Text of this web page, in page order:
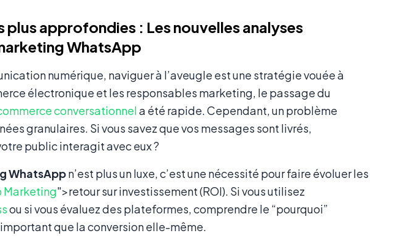
approfondies : Les nouvelles analyses
WhatsApp
numérique, naviguer à l’aveugle est une stratégie vouée à
électronique et les responsables marketing, le passage du
conversationnela été rapide. Cependant, un problème
granulaires. Si vous savez que vos messages sont livrés,
public interagit avec eux ?
WhatsAppn’est plus un luxe, c’est une nécessité pour faire évoluer les
Marketing">retour sur investissement (ROI). Si vous utilisez
ou si vous évaluez des plateformes, comprendre le “pourquoi”
que la conversion elle-même.